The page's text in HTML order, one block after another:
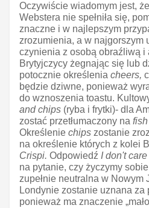
Oczywiście wiadomym jest,
Webstera nie spełniła się,
znaczne i w najlepszym
zrozumienia, a w najgorszym
czynienia z osobą obraźliwą i
Brytyjczycy żegnając się lub
potocznie określenia cheers,
będzie dziwne, ponieważ
do wznoszenia toastu.
and chips (ryba i frytki)- dla
zostać przetłumaczony na
Określenie chips zostanie
na określenie których z kolei
Crispi. Odpowiedź I don't care
na pytanie, czy życzymy
zupełnie neutralna w Nowym
Londynie zostanie uznana za
ponieważ ma znaczenie